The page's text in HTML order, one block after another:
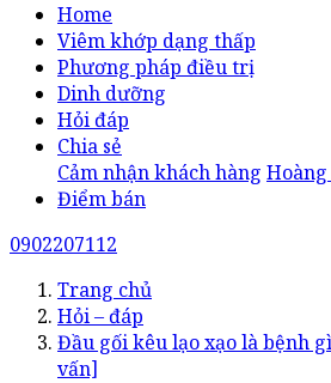
Home
Viêm khớp dạng thấp
Phương pháp điều trị
Dinh dưỡng
Hỏi đáp
Chia sẻ
Cảm nhận khách hàng
Điểm bán
0902207112
Trang chủ
Hỏi – đáp
Đầu gối kêu lạo xạo là bệnh
vấn]